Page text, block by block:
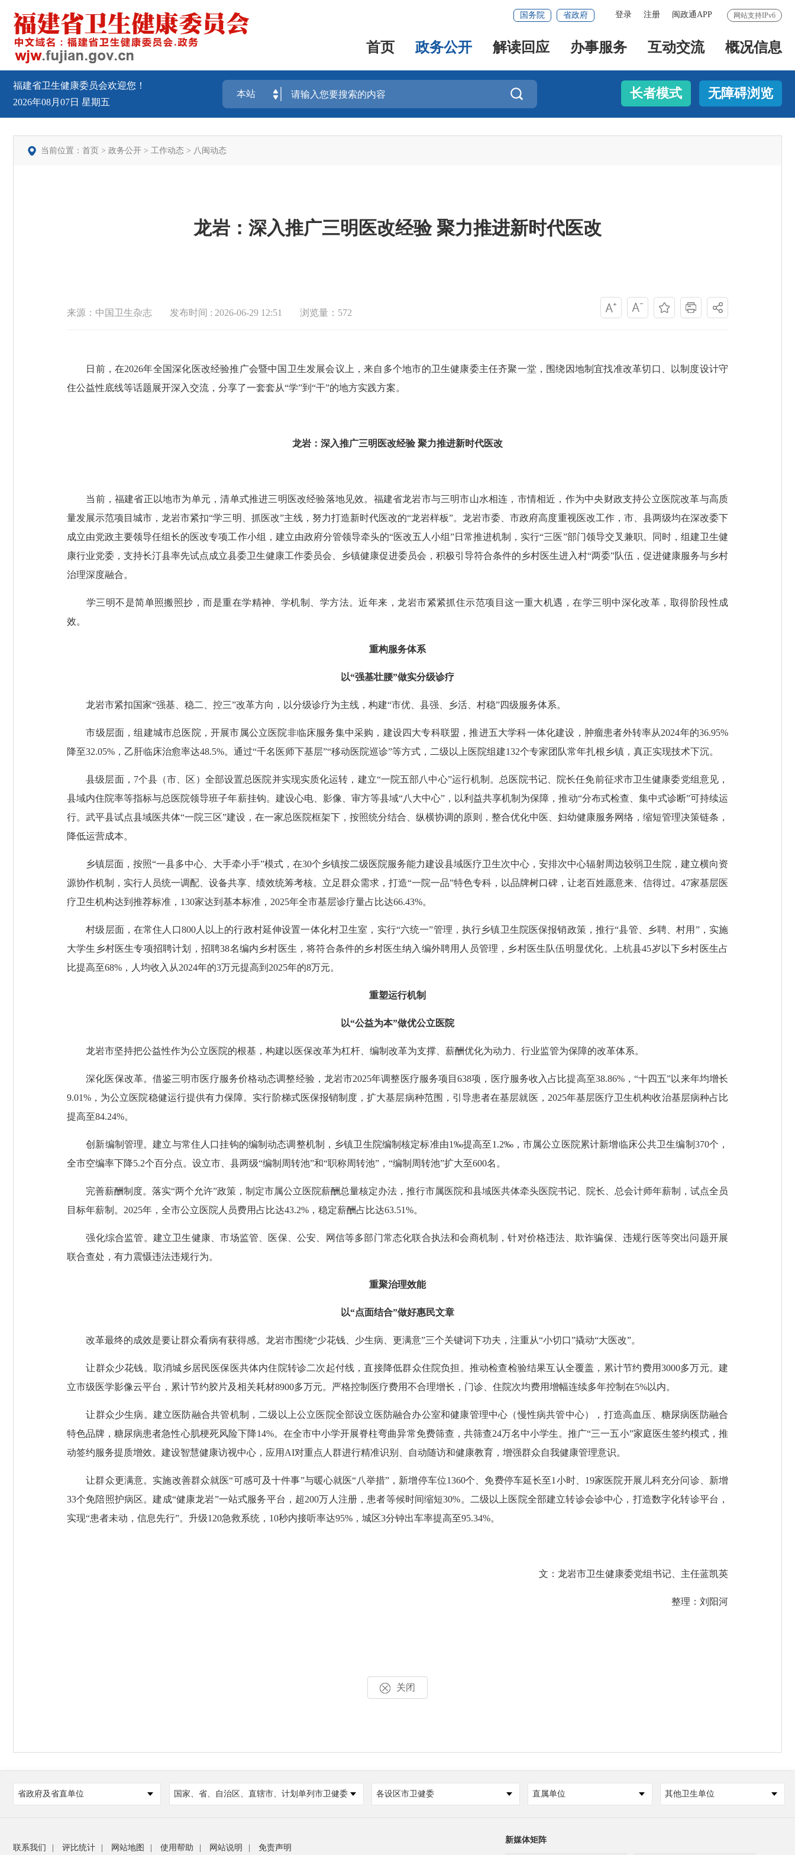
网站支持IPv6
登录 注册 闽政通APP
国务院 省政府
首页 政务公开 解读回应 办事服务 互动交流 概况信息
福建省卫生健康委员会欢迎您！
2026年08月07日 星期五
 长者模式 无障碍浏览
当前位置： 首页 > 政务公开 > 工作动态 > 八闽动态
龙岩：深入推广三明医改经验 聚力推进新时代医改
来源：中国卫生杂志 发布时间 : 2026-06-29 12:51 浏览量：572
日前，在2026年全国深化医改经验推广会暨中国卫生发展会议上，来自多个地市的卫生健康委主任齐聚一堂，围绕因地制宜找准改革切口、以制度设计守
住公益性底线等话题展开深入交流，分享了一套套从“学”到“干”的地方实践方案。
龙岩：深入推广三明医改经验 聚力推进新时代医改
当前，福建省正以地市为单元，清单式推进三明医改经验落地见效。福建省龙岩市与三明市山水相连，市情相近，作为中央财政支持公立医院改革与高质
量发展示范项目城市，龙岩市紧扣“学三明、抓医改”主线，努力打造新时代医改的“龙岩样板”。龙岩市委、市政府高度重视医改工作，市、县两级均在深改委下
成立由党政主要领导任组长的医改专项工作小组，建立由政府分管领导牵头的“医改五人小组”日常推进机制，实行“三医”部门领导交叉兼职。同时，组建卫生健
康行业党委，支持长汀县率先试点成立县委卫生健康工作委员会、乡镇健康促进委员会，积极引导符合条件的乡村医生进入村“两委”队伍，促进健康服务与乡村
治理深度融合。
学三明不是简单照搬照抄，而是重在学精神、学机制、学方法。近年来，龙岩市紧紧抓住示范项目这一重大机遇，在学三明中深化改革，取得阶段性成
效。
重构服务体系
以“强基壮腰”做实分级诊疗
龙岩市紧扣国家“强基、稳二、控三”改革方向，以分级诊疗为主线，构建“市优、县强、乡活、村稳”四级服务体系。
市级层面，组建城市总医院，开展市属公立医院非临床服务集中采购，建设四大专科联盟，推进五大学科一体化建设，肿瘤患者外转率从2024年的36.95%
降至32.05%，乙肝临床治愈率达48.5%。通过“千名医师下基层”“移动医院巡诊”等方式，二级以上医院组建132个专家团队常年扎根乡镇，真正实现技术下沉。
县级层面，7个县（市、区）全部设置总医院并实现实质化运转，建立“一院五部八中心”运行机制。总医院书记、院长任免前征求市卫生健康委党组意见，
县域内住院率等指标与总医院领导班子年薪挂钩。建设心电、影像、审方等县域“八大中心”，以利益共享机制为保障，推动“分布式检查、集中式诊断”可持续运
行。武平县试点县域医共体“一院三区”建设，在一家总医院框架下，按照统分结合、纵横协调的原则，整合优化中医、妇幼健康服务网络，缩短管理决策链条，
降低运营成本。
乡镇层面，按照“一县多中心、大手牵小手”模式，在30个乡镇按二级医院服务能力建设县域医疗卫生次中心，安排次中心辐射周边较弱卫生院，建立横向资
源协作机制，实行人员统一调配、设备共享、绩效统筹考核。立足群众需求，打造“一院一品”特色专科，以品牌树口碑，让老百姓愿意来、信得过。47家基层医
疗卫生机构达到推荐标准，130家达到基本标准，2025年全市基层诊疗量占比达66.43%。
村级层面，在常住人口800人以上的行政村延伸设置一体化村卫生室，实行“六统一”管理，执行乡镇卫生院医保报销政策，推行“县管、乡聘、村用”，实施
大学生乡村医生专项招聘计划，招聘38名编内乡村医生，将符合条件的乡村医生纳入编外聘用人员管理，乡村医生队伍明显优化。上杭县45岁以下乡村医生占
比提高至68%，人均收入从2024年的3万元提高到2025年的8万元。
重塑运行机制
以“公益为本”做优公立医院
龙岩市坚持把公益性作为公立医院的根基，构建以医保改革为杠杆、编制改革为支撑、薪酬优化为动力、行业监管为保障的改革体系。
深化医保改革。借鉴三明市医疗服务价格动态调整经验，龙岩市2025年调整医疗服务项目638项，医疗服务收入占比提高至38.86%，“十四五”以来年均增长
9.01%，为公立医院稳健运行提供有力保障。实行阶梯式医保报销制度，扩大基层病种范围，引导患者在基层就医，2025年基层医疗卫生机构收治基层病种占比
提高至84.24%。
创新编制管理。建立与常住人口挂钩的编制动态调整机制，乡镇卫生院编制核定标准由1‰提高至1.2‰，市属公立医院累计新增临床公共卫生编制370个，
全市空编率下降5.2个百分点。设立市、县两级“编制周转池”和“职称周转池”，“编制周转池”扩大至600名。
完善薪酬制度。落实“两个允许”政策，制定市属公立医院薪酬总量核定办法，推行市属医院和县域医共体牵头医院书记、院长、总会计师年薪制，试点全员
目标年薪制。2025年，全市公立医院人员费用占比达43.2%，稳定薪酬占比达63.51%。
强化综合监管。建立卫生健康、市场监管、医保、公安、网信等多部门常态化联合执法和会商机制，针对价格违法、欺诈骗保、违规行医等突出问题开展
联合查处，有力震慑违法违规行为。
重聚治理效能
以“点面结合”做好惠民文章
改革最终的成效是要让群众看病有获得感。龙岩市围绕“少花钱、少生病、更满意”三个关键词下功夫，注重从“小切口”撬动“大医改”。
让群众少花钱。取消城乡居民医保医共体内住院转诊二次起付线，直接降低群众住院负担。推动检查检验结果互认全覆盖，累计节约费用3000多万元。建
立市级医学影像云平台，累计节约胶片及相关耗材8900多万元。严格控制医疗费用不合理增长，门诊、住院次均费用增幅连续多年控制在5%以内。
让群众少生病。建立医防融合共管机制，二级以上公立医院全部设立医防融合办公室和健康管理中心（慢性病共管中心），打造高血压、糖尿病医防融合
特色品牌，糖尿病患者急性心肌梗死风险下降14%。在全市中小学开展脊柱弯曲异常免费筛查，共筛查24万名中小学生。推广“三一五小”家庭医生签约模式，推
动签约服务提质增效。建设智慧健康访视中心，应用AI对重点人群进行精准识别、自动随访和健康教育，增强群众自我健康管理意识。
让群众更满意。实施改善群众就医“可感可及十件事”与暖心就医“八举措”，新增停车位1360个、免费停车延长至1小时、19家医院开展儿科充分问诊、新增
33个免陪照护病区。建成“健康龙岩”一站式服务平台，超200万人注册，患者等候时间缩短30%。二级以上医院全部建立转诊会诊中心，打造数字化转诊平台，
实现“患者未动，信息先行”。升级120急救系统，10秒内接听率达95%，城区3分钟出车率提高至95.34%。
文：龙岩市卫生健康委党组书记、主任蓝凯英
整理：刘阳河
关闭
省政府及省直单位 国家、省、自治区、直辖市、计划单列市卫健委 各设区市卫健委 直属单位 其他卫生单位
联系我们 评比统计 网站地图 使用帮助 网站说明 免责声明
新媒体矩阵